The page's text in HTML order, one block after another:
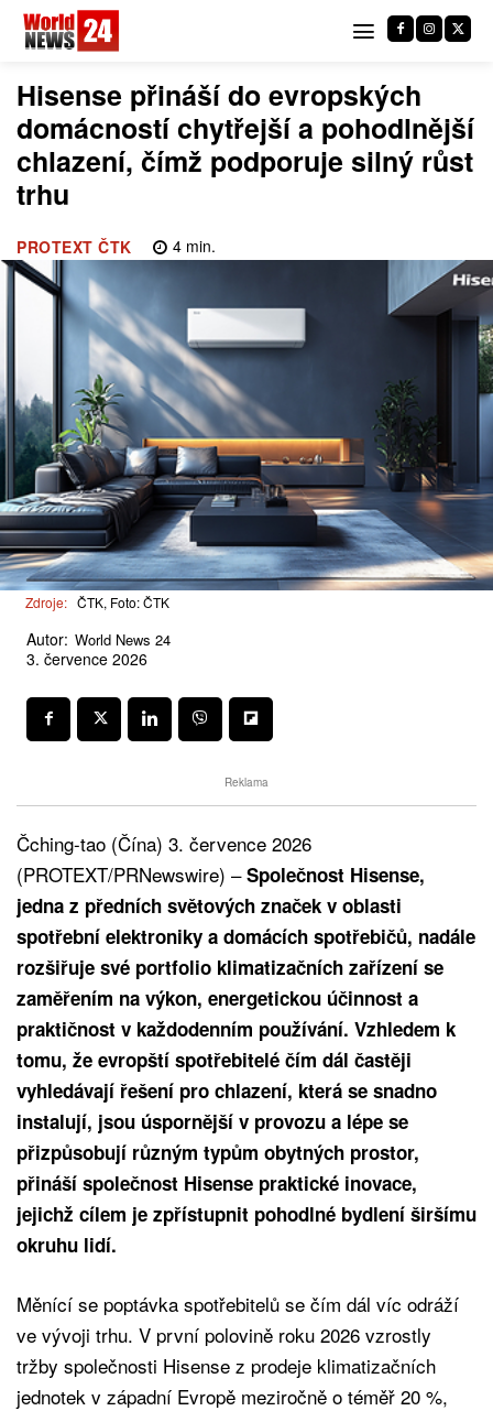
Hisense přináší do evropských
domácností chytřejší a pohodlnější
chlazení, čímž podporuje silný růst
trhu
PROTEXT ČTK 4min.
Zdroje: ČTK, Foto: ČTK
Autor: World News 24
3. července 2026
Reklama
Čching-tao (Čína) 3. července 2026
(PROTEXT/PRNewswire) –Společnost Hisense,
jedna z předních světových značek v oblasti
spotřební elektroniky a domácích spotřebičů, nadále
rozšiřuje své portfolio klimatizačních zařízení se
zaměřením na výkon, energetickou účinnost a
praktičnost v každodenním používání. Vzhledem k
tomu, že evropští spotřebitelé čím dál častěji
vyhledávají řešení pro chlazení, která se snadno
instalují, jsou úspornější v provozu a lépe se
přizpůsobují různým typům obytných prostor,
přináší společnost Hisense praktické inovace,
jejichž cílem je zpřístupnit pohodlné bydlení širšímu
okruhu lidí.
Měnící se poptávka spotřebitelů se čím dál víc odráží
ve vývoji trhu. V první polovině roku 2026 vzrostly
tržby společnosti Hisense z prodeje klimatizačních
jednotek v západní Evropě meziročně o téměř 20 %,